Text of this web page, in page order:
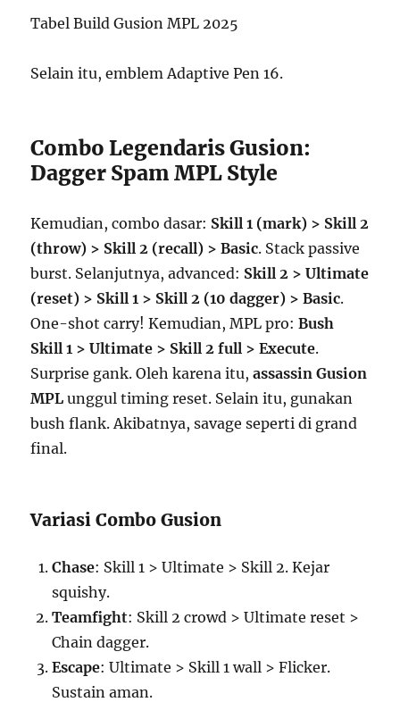
Tabel Build Gusion MPL 2025
Selain itu, emblem Adaptive Pen 16.
Combo Legendaris Gusion:
Dagger Spam MPL Style
Kemudian, combo dasar: Skill 1 (mark) > Skill 2
(throw) > Skill 2 (recall) > Basic. Stack passive
burst. Selanjutnya, advanced: Skill 2 > Ultimate
(reset) > Skill 1 > Skill 2 (10 dagger) > Basic.
One-shot carry! Kemudian, MPL pro:Bush
Skill 1 > Ultimate > Skill 2 full > Execute.
Surprise gank. Oleh karena itu,assassin Gusion
MPL unggul timing reset. Selain itu, gunakan
bush flank. Akibatnya, savage seperti di grand
final.
Variasi Combo Gusion
Chase: Skill 1 > Ultimate > Skill 2. Kejar
squishy.
Teamfight: Skill 2 crowd > Ultimate reset >
Chain dagger.
Escape: Ultimate > Skill 1 wall > Flicker.
Sustain aman.